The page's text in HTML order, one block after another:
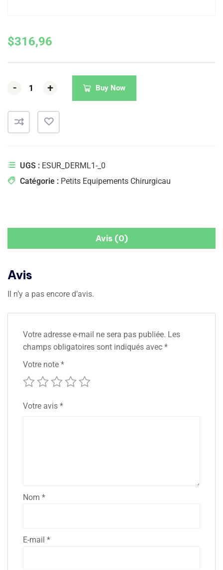
$316,96
- +
- +
- + Buy Now
UGS : ESUR_DERML1-_0
Catégorie : Petits Equipements Chirurgicau
Avis (0)
Avis
Il n’y a pas encore d’avis.
Votre adresse e-mail ne sera pas publiée. Les
champs obligatoires sont indiqués avec *
Votre note *
Votre avis *
Nom *
E-mail *